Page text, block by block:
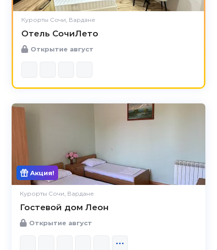
Курорты Сочи, Вардане
Отель СочиЛето
Открытие август
Акция!
Курорты Сочи, Вардане
Гостевой дом Леон
Открытие август